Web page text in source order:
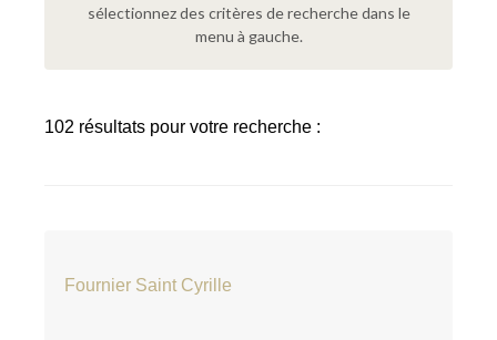
sélectionnez des critères de recherche dans le
menu à gauche.
102 résultats pour votre recherche :
Fournier Saint Cyrille